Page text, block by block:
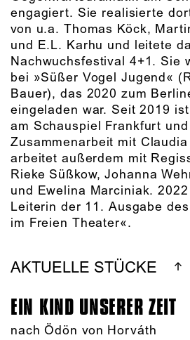
engagiert. Sie realisierte
von u.a. Thomas Köck,
und E.L. Karhu und leitete
Nachwuchsfestival 4+1. Sie
bei »Süßer Vogel Jugend«
Bauer), das 2020 zum
eingeladen war. Seit 2019
am Schauspiel Frankfurt
Zusammenarbeit mit
arbeitet außerdem mit
Rieke Süßkow, Johanna
und Ewelina Marciniak.
Leiterin der 11. Ausgabe
im Freien Theater«.
AKTUELLE STÜCKE
EIN KIND UNSERER ZEIT
nach Ödön von Horváth